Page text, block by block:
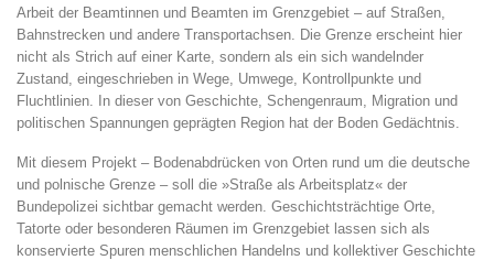
Arbeit der Beamtinnen und Beamten im Grenzgebiet – auf Straßen,
Bahnstrecken und andere Transportachsen. Die Grenze erscheint hier
nicht als Strich auf einer Karte, sondern als ein sich wandelnder
Zustand, eingeschrieben in Wege, Umwege, Kontrollpunkte und
Fluchtlinien. In dieser von Geschichte, Schengenraum, Migration und
politischen Spannungen geprägten Region hat der Boden Gedächtnis.
Mit diesem Projekt – Bodenabdrücken von Orten rund um die deutsche
und polnische Grenze – soll die »Straße als Arbeitsplatz« der
Bundepolizei sichtbar gemacht werden. Geschichtsträchtige Orte,
Tatorte oder besonderen Räumen im Grenzgebiet lassen sich als
konservierte Spuren menschlichen Handelns und kollektiver Geschichte